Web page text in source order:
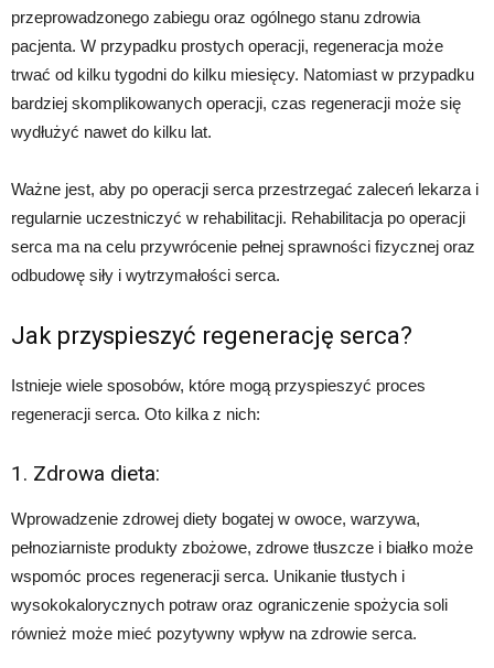
przeprowadzonego zabiegu oraz ogólnego stanu zdrowia
pacjenta. W przypadku prostych operacji, regeneracja może
trwać od kilku tygodni do kilku miesięcy. Natomiast w przypadku
bardziej skomplikowanych operacji, czas regeneracji może się
wydłużyć nawet do kilku lat.
Ważne jest, aby po operacji serca przestrzegać zaleceń lekarza i
regularnie uczestniczyć w rehabilitacji. Rehabilitacja po operacji
serca ma na celu przywrócenie pełnej sprawności fizycznej oraz
odbudowę siły i wytrzymałości serca.
Jak przyspieszyć regenerację serca?
Istnieje wiele sposobów, które mogą przyspieszyć proces
regeneracji serca. Oto kilka z nich:
1. Zdrowa dieta:
Wprowadzenie zdrowej diety bogatej w owoce, warzywa,
pełnoziarniste produkty zbożowe, zdrowe tłuszcze i białko może
wspomóc proces regeneracji serca. Unikanie tłustych i
wysokokalorycznych potraw oraz ograniczenie spożycia soli
również może mieć pozytywny wpływ na zdrowie serca.